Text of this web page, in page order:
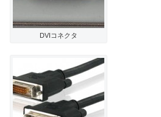
DVIコネクタ